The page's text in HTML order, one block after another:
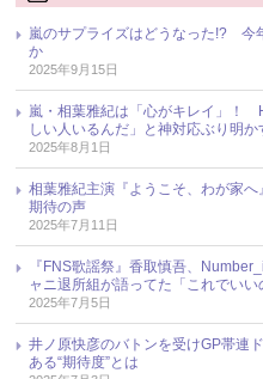
嵐のサプライズはどうなった!? 今
か
2025年9月15日
嵐・相葉雅紀は「心がキレイ」！
しい人いるんだ」と神対応ぶり明か
2025年8月1日
相葉雅紀主演『ようこそ、わが家
期待の声
2025年7月11日
『FNS歌謡祭』香取慎吾、
ャニ退所組が語ってた「これでい
2025年7月5日
井ノ原快彦のバトンを受けGP帯連
ある“期待度”とは